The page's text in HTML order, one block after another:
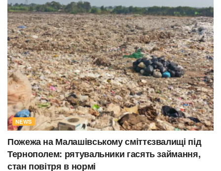
NEWS
Пожежа на Малашівському сміттєзвалищі під
Тернополем: рятувальники гасять займання,
стан повітря в нормі